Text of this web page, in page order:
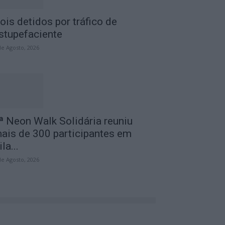
detidos por tráfico de
Agosto, 2026
Neon Walk Solidária reuniu
de 300 participantes em
Agosto, 2026